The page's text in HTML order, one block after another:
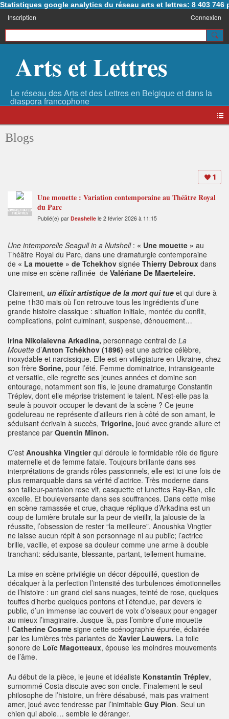
Statistiques google analytics du réseau arts et lettres: 8 403 746
Inscription Connexion
Arts et Lettres
Blogs
1
ADMINISTRATEUR
THÉÂTRES
Une mouette : Variation contemporaine au Théâtre Royal
du Parc
Publié(e) par Deashelle le 2 février 2026 à 11:15
Une intemporelle Seagull in a Nutshell: « Une mouette » au
Théâtre Royal du Parc, dans une dramaturgie contemporaine
de « La mouette » de Tchekhov signée Thierry Debroux dans
une mise en scène raffinée de Valériane De Maerteleire.
Clairement, un élixir artistique de la mort qui tue et qui dure à
peine 1h30 mais où l’on retrouve tous les ingrédients d’une
grande histoire classique : situation initiale, montée du conflit,
complications, point culminant, suspense, dénouement…
Irina Nikolaïevna Arkadina, personnage central de La
Mouette d’Anton Tchékhov (1896) est une actrice célèbre,
inoxydable et narcissique. Elle est en villégiature en Ukraine, chez
son frère Sorine, pour l’été. Femme dominatrice, intransigeante
et versatile, elle regrette ses jeunes années et domine son
entourage, notamment son fils, le jeune dramaturge Constantin
Tréplev, dont elle méprise tristement le talent. N’est-elle pas la
seule à pouvoir occuper le devant de la scène ? Ce jeune
godelureau ne représente d’ailleurs rien à côté de son amant, le
séduisant écrivain à succès, Trigorine, joué avec grande allure et
prestance par Quentin Minon.
C’est Anoushka Vingtierqui déroule le formidable rôle de figure
maternelle et de femme fatale. Toujours brillante dans ses
interprétations de grands rôles passionnels, elle est ici une fois de
plus remarquable dans sa vérité d’actrice. Très moderne dans
son tailleur-pantalon rose vif, casquette et lunettes Ray-Ban, elle
excelle. Et bouleversante dans ses souffrances. Dans cette mise
en scène ramassée et crue, chaque réplique d’Arkadina est un
coup de lumière brutale sur la peur de vieillir, la jalousie de la
réussite, l’obsession de rester “la meilleure”. Anoushka Vingtier
ne laisse aucun répit à son personnage ni au public; l’actrice
brille, vacille, et expose sa douleur comme une arme à double
tranchant: séduisante, blessante, partant, tellement humaine.
La mise en scène privilégie un décor dépouillé, question de
décalquer à la perfection l’intensité des turbulences émotionnelles
de l’histoire : un grand ciel sans nuages, teinté de rose, quelques
touffes d’herbe quelques pontons et l’étendue, par devers le
public, d’un immense lac couvert de voix d’oiseaux pour engager
au mieux l’imaginaire. Jusque-là, pas l’ombre d’une mouette
! Catherine Cosme signe cette scénographie épurée, éclairée
par les lumières très parlantes de Xavier Lauwers. La toile
sonore de Loïc Magotteaux, épouse les moindres mouvements
de l’âme.
Au début de la pièce, le jeune et idéaliste Konstantin Tréplev,
surnommé Costa discute avec son oncle. Finalement le seul
philosophe de l’histoire, un frère désabusé, mais pas vraiment
amer, joué avec tendresse par l’inimitable Guy Pion. Seul un
chien qui aboie… semble le déranger.